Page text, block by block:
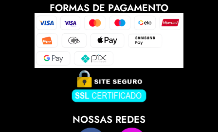
FORMAS DE PAGAMENTO
NOSSAS REDES